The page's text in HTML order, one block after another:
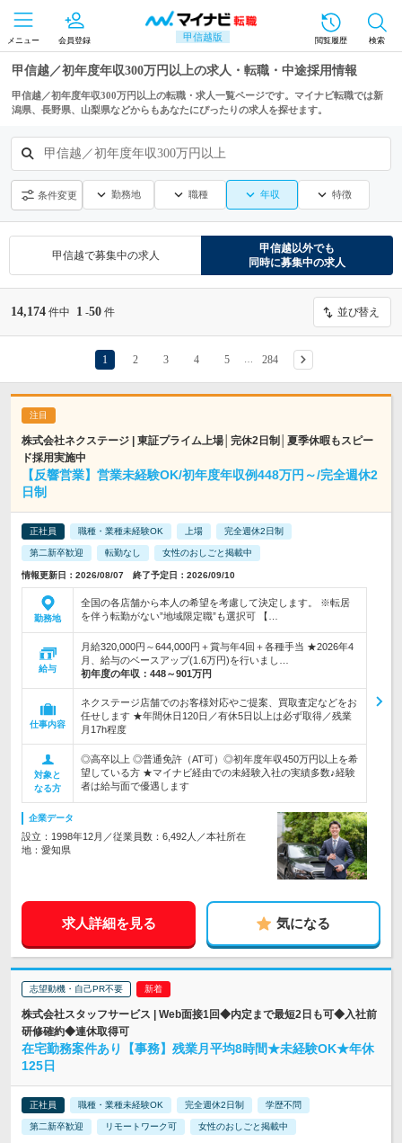
甲信越版
メニュー 会員登録 閲覧履歴 検索
甲信越／初年度年収300万円以上の求人・転職・中途採用情報
甲信越／初年度年収300万円以上の転職・求人一覧ページです。マイナビ転職では新
潟県、長野県、山梨県などからもあなたにぴったりの求人を探せます。
甲信越／初年度年収300万円以上
条件変更 勤務地 職種 年収 特徴
甲信越で募集中の求人
甲信越以外でも
同時に募集中の求人
14,174 件中 1 -50 件 並び替え
1 2 3 4 5 284
株式会社ネクステージ | 東証プライム上場│完休2日制│夏季休暇もスピー
ド採用実施中
【反響営業】営業未経験OK/初年度年収例448万円～/完全週休2
日制
正社員 職種・業種未経験OK 上場 完全週休2日制
第二新卒歓迎 転勤なし 女性のおしごと掲載中
情報更新日：2026/08/07 終了予定日：2026/09/10
勤務地
全国の各店舗から本人の希望を考慮して決定します。 ※転居
を伴う転勤がない”地域限定職”も選択可 【…
給与
月給320,000円～644,000円＋賞与年4回＋各種手当 ★2026年4
月、給与のベースアップ(1.6万円)を行いまし…
初年度の年収： 448～901万円
仕事内容
ネクステージ店舗でのお客様対応やご提案、買取査定などをお
任せします ★年間休日120日／有休5日以上は必ず取得／残業
月17h程度
対象と
なる方
◎高卒以上 ◎普通免許（AT可）◎初年度年収450万円以上を希
望している方 ★マイナビ経由での未経験入社の実績多数♪経験
者は給与面で優遇します
企業データ
設立：1998年12月／従業員数：6,492人／本社所在
地：愛知県
求人詳細を見る 気になる
志望動機・自己PR不要
株式会社スタッフサービス | Web面接1回◆内定まで最短2日も可◆入社前
研修確約◆連休取得可
在宅勤務案件あり【事務】残業月平均8時間★未経験OK★年休
125日
正社員 職種・業種未経験OK 完全週休2日制 学歴不問
第二新卒歓迎 リモートワーク可 女性のおしごと掲載中